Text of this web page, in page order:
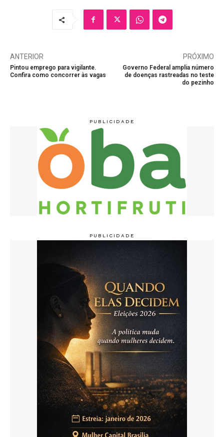
ANTERIOR
Pintou emprego para vigilante.
Confira como concorrer às vagas
PRÓXIMO
Governo Federal amplia número
de doenças rastreadas no teste
do pezinho